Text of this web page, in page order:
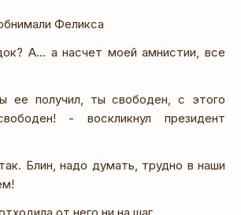
Феликса
А… а насчет моей амнистии, все
получил, ты свободен, с этого
- воскликнул президент
Блин, надо думать, трудно в наши
от него ни на шаг.